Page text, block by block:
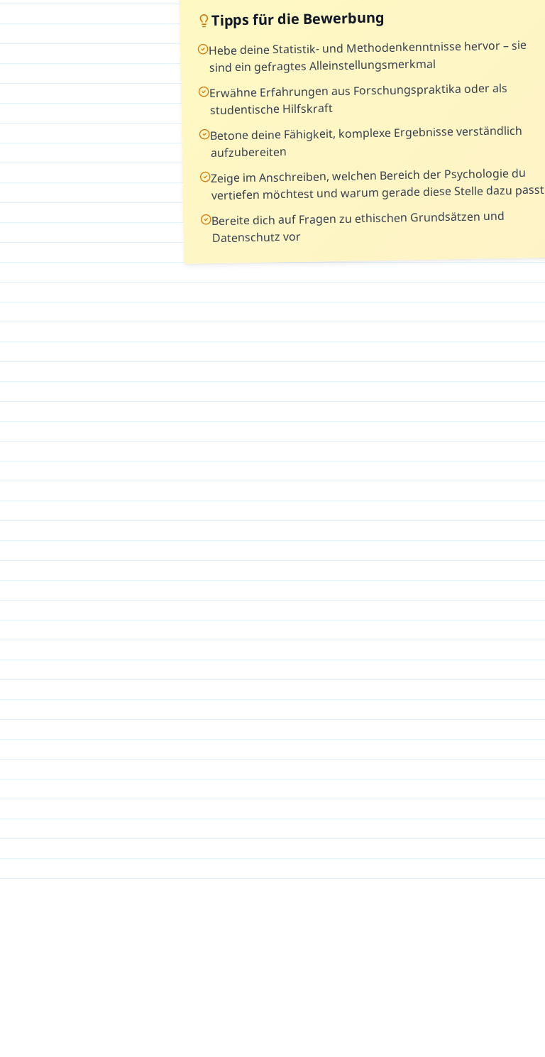
Tipps für die Bewerbung
Hebe deine Statistik- und Methodenkenntnisse hervor – sie
sind ein gefragtes Alleinstellungsmerkmal
Erwähne Erfahrungen aus Forschungspraktika oder als
studentische Hilfskraft
Betone deine Fähigkeit, komplexe Ergebnisse verständlich
aufzubereiten
Zeige im Anschreiben, welchen Bereich der Psychologie du
vertiefen möchtest und warum gerade diese Stelle dazu passt
Bereite dich auf Fragen zu ethischen Grundsätzen und
Datenschutz vor